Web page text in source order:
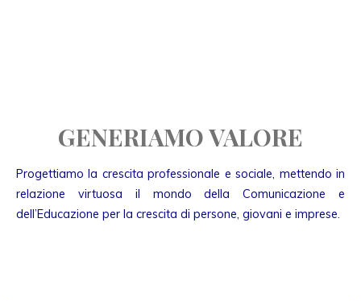
GENERIAMO VALORE
Progettiamo la crescita professionale e sociale, mettendo in
relazione virtuosa il mondo della Comunicazione e
dell’Educazione per la crescita di persone, giovani e imprese.